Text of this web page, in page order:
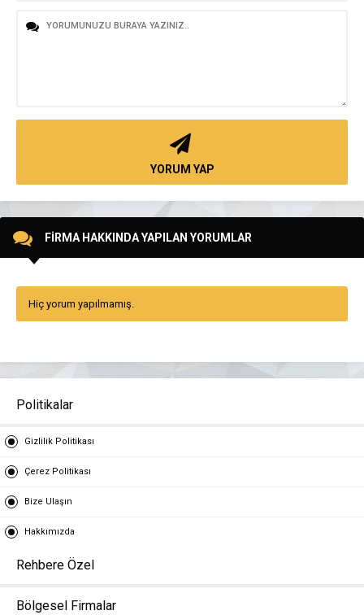
YORUM YAP
FİRMA HAKKINDA YAPILAN YORUMLAR
Hiç yorum yapılmamış.
Politikalar
Gizlilik Politikası
Çerez Politikası
Bize Ulaşın
Hakkımızda
Rehbere Özel
Bölgesel Firmalar